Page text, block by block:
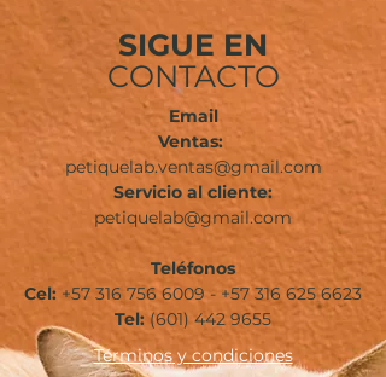
SIGUE EN
CONTACTO
Email
Ventas:
petiquelab.ventas@gmail.com
Servicio al cliente:
petiquelab@gmail.com
Teléfonos
Cel: +57 316 756 6009 - +57 316 625 6623
Tel: (601) 442 9655
Términosy condiciones